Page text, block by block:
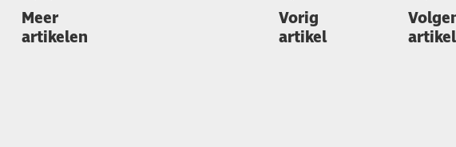
Meer
artikelen
Vorig
artikel
artikel